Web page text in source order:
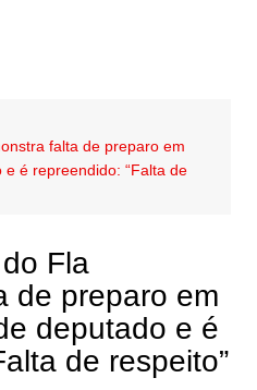
falta de preparo em
é repreendido: “Falta de
Fla
de preparo em
deputado e é
de respeito”